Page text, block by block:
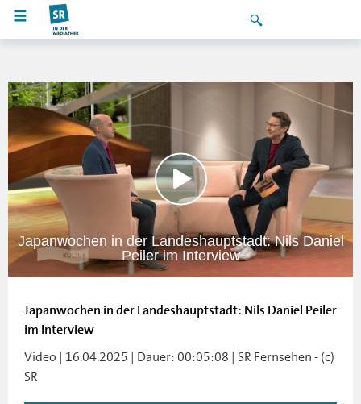
Japanwochen in der Landeshauptstadt: Nils Daniel
Peiler im Interview
Japanwochen in der Landeshauptstadt: Nils Daniel Peiler
im Interview
Video | 16.04.2025 | Dauer: 00:05:08 | SR Fernsehen - (c)
SR